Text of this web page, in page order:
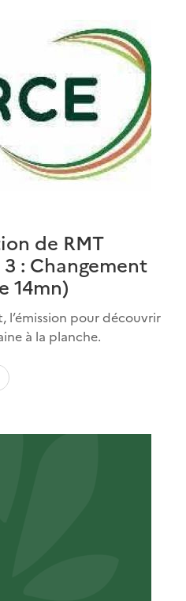
de RMT
3 : Changement
14mn)
l’émission pour découvrir
à la planche.